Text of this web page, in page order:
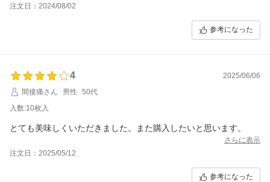
注文日：2024/08/02
参考になった
4
2025/06/06
間接痛さん
男性
50代
入数:10枚入
とても美味しくいただきました。また購入したいと思います。
さらに表示
注文日：2025/05/12
参考になった